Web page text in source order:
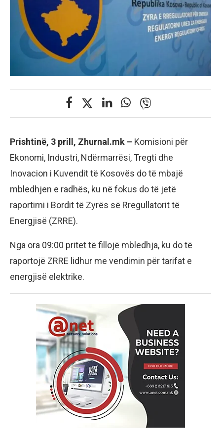
Prishtinë, 3 prill, Zhurnal.mk – Komisioni për
Ekonomi, Industri, Ndërmarrësi, Tregti dhe
Inovacion i Kuvendit të Kosovës do të mbajë
mbledhjen e radhës, ku në fokus do të jetë
raportimi i Bordit të Zyrës së Rregullatorit të
Energjisë (ZRRE).
Nga ora 09:00 pritet të fillojë mbledhja, ku do të
raportojë ZRRE lidhur me vendimin për tarifat e
energjisë elektrike.